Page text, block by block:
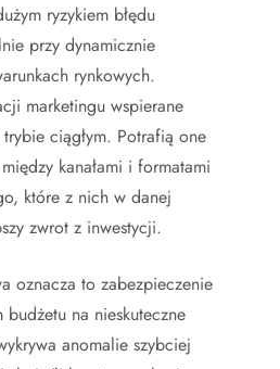
ryzykiem błędu
przy dynamicznie
rynkowych.
marketingu wspierane
ciągłym. Potrafią one
kanałami i formatami
które z nich w danej
zwrot z inwestycji.
oznacza to zabezpieczenie
na nieskuteczne
anomalie szybciej